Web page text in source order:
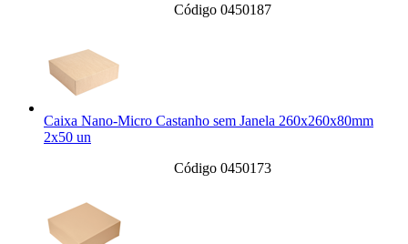
Código 0450187
Caixa Nano-Micro Castanho sem Janela 260x260x80mm
2x50 un
Código 0450173